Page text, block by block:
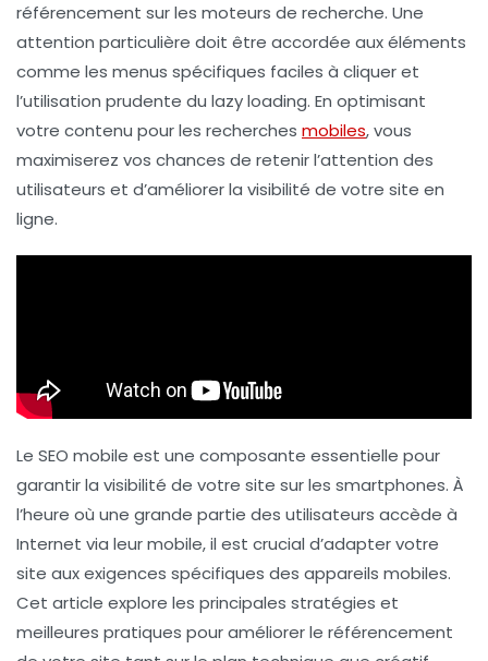
référencement sur les moteurs de recherche. Une
attention particulière doit être accordée aux éléments
comme les menus spécifiques faciles à cliquer et
l’utilisation prudente du lazy loading. En optimisant
votre contenu pour les recherches mobiles, vous
maximiserez vos chances de retenir l’attention des
utilisateurs et d’améliorer la visibilité de votre site en
ligne.
Le SEO mobile est une composante essentielle pour
garantir la visibilité de votre site sur les smartphones. À
l’heure où une grande partie des utilisateurs accède à
Internet via leur mobile, il est crucial d’adapter votre
site aux exigences spécifiques des appareils mobiles.
Cet article explore les principales stratégies et
meilleures pratiques pour améliorer le référencement